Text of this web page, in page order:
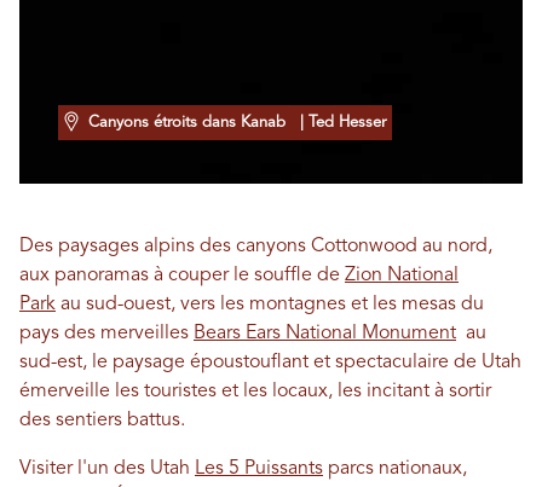
Canyons étroits dans Kanab | Ted Hesser
Des paysages alpins des canyons Cottonwood au nord,
aux panoramas à couper le souffle de Zion National
Park au sud-ouest, vers les montagnes et les mesas du
pays des merveilles Bears Ears National Monument au
sud-est, le paysage époustouflant et spectaculaire de Utah
émerveille les touristes et les locaux, les incitant à sortir
des sentiers battus.
Visiter l'un des Utah Les 5 Puissants parcs nationaux,